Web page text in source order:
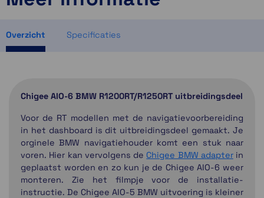
1 op voorraad
Overzicht Specificaties
Chigee AIO-6 BMW R1200RT/R1250RT uitbreidingsdeel
Voor de RT modellen met de navigatievoorbereiding
in het dashboard is dit uitbreidingsdeel gemaakt. Je
orginele BMW navigatiehouder komt een stuk naar
voren. Hier kan vervolgens de Chigee BMW adapterin
geplaatst worden en zo kun je de Chigee AIO-6 weer
monteren. Zie het filmpje voor de installatie-
instructie. De Chigee AIO-5 BMW uitvoering is kleiner